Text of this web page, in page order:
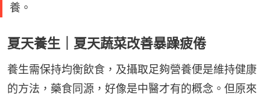
養。
夏天養生｜夏天蔬菜改善暴躁疲倦
養生需保持均衡飲食，及攝取足夠營養便是維持健康
的方法，藥食同源，好像是中醫才有的概念。但原來